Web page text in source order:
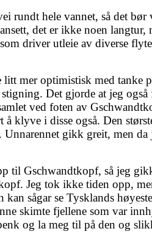
rundt hele vannet, så det
det er ikke noen langtur,
driver utleie av diverse
litt mer optimistisk med tanke
Det gjorde at jeg
ved foten av
klyve i disse også. Den
gikk greit, men da
til Gschwandtkopf, så jeg
Jeg tok ikke tiden opp,
sågar se Tysklands
skimte fjellene som var
og la meg til på den og